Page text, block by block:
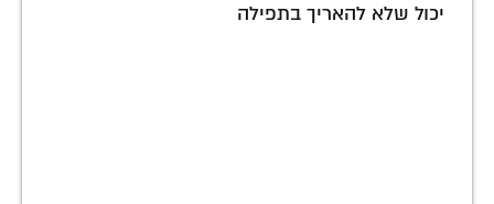
יכול שלא להאריך בתפילה